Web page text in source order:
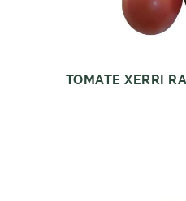
TOMATE XERRI